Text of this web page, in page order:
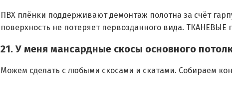
ПВХ плёнки поддерживают демонтаж полотна за счёт
поверхность не потеряет первозданного вида. ТКАНЕВЫЕ
21. У меня мансардные скосы основного
Можем сделать с любыми скосами и скатами. Собираем